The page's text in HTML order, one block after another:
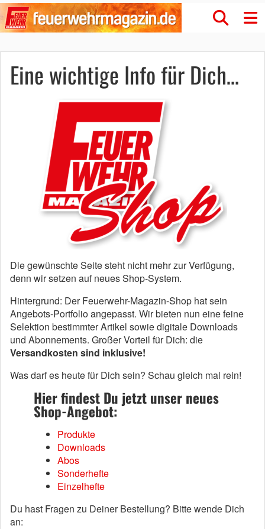
Eine wichtige Info für Dich…
Die gewünschte Seite steht nicht mehr zur Verfügung,
denn wir setzen auf neues Shop-System.
Hintergrund: Der Feuerwehr-Magazin-Shop hat sein
Angebots-Portfolio angepasst. Wir bieten nun eine feine
Selektion bestimmter Artikel sowie digitale Downloads
und Abonnements. Großer Vorteil für Dich: die
Versandkosten sind inklusive!
Was darf es heute für Dich sein? Schau gleich mal rein!
Hier findest Du jetzt unser neues
Shop-Angebot:
Produkte
Downloads
Abos
Sonderhefte
Einzelhefte
Du hast Fragen zu Deiner Bestellung? Bitte wende Dich
an: